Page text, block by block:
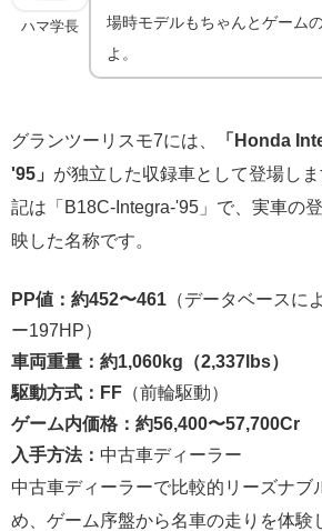
ハマ学長
場時モデルもちゃんとゲーム
よ。
グランツーリスモ7には、
「Honda
'95」 が独立した収録車として登場し
記は「B18C-Integra-'95」で、実車の
映した名称です。
PP値：約452〜461
（データベースに
ー197HP）
車両重量：約1,060kg（2,337lbs）
駆動方式：FF （前輪駆動）
ゲーム内価格：約56,400〜57,700Cr
入手方法： 中古車ディーラー
中古車ディーラーで比較的リーズナブ
め、ゲーム序盤から名車の走りを体験